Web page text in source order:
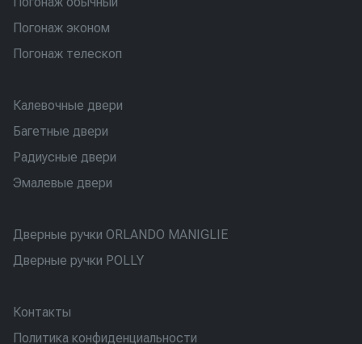
Погонаж эконом
Погонаж телескоп
Калевочные двери
Багетные двери
Радиусные двери
Эмалевые двери
Дверные ручки ORLANDO MANIGLIE
Дверные ручки POLLY
Контакты
Политика конфиденциальности